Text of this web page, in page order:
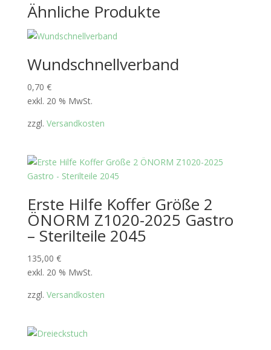
Ähnliche Produkte
Wundschnellverband
0,70 €
exkl. 20 % MwSt.
zzgl. Versandkosten
Erste Hilfe Koffer Größe 2
ÖNORM Z1020-2025 Gastro
– Sterilteile 2045
135,00 €
exkl. 20 % MwSt.
zzgl. Versandkosten